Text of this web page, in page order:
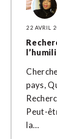
22 AVRIL
pays,
Peut-
la…